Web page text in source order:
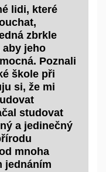
lidi, které
zbrkle
jeho
Poznali
škole při
si, že mi
studovat
a jedinečný
mnoha
jednáním